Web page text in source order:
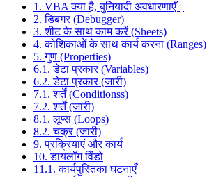
1. VBA क्या है, बुनियादी अवधारणाएँ।
2. डिबगर (Debugger)
3. शीट के साथ काम करें (Sheets)
4. कोशिकाओं के साथ कार्य करना (Ranges)
5. गुण (Properties)
6.1. डेटा प्रकार (Variables)
6.2. डेटा प्रकार (जारी)
7.1. शर्तें (Conditionss)
7.2. शर्तें (जारी)
8.1. लूप्स (Loops)
8.2. चक्र (जारी)
9. प्रक्रियाएं और कार्य
10. डायलॉग विंडो
11.1. कार्यपुस्तिका घटनाएँ